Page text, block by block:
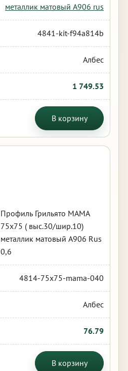
металлик матовый А906 rus
4841-kit-f94a814b
Албес
1 749.53
В корзину
Профиль Грильято МАМА
75х75 ( выс.30/шир.10)
металлик матовый А906 Rus
0,6
4814-75x75-mama-040
Албес
76.79
В корзину